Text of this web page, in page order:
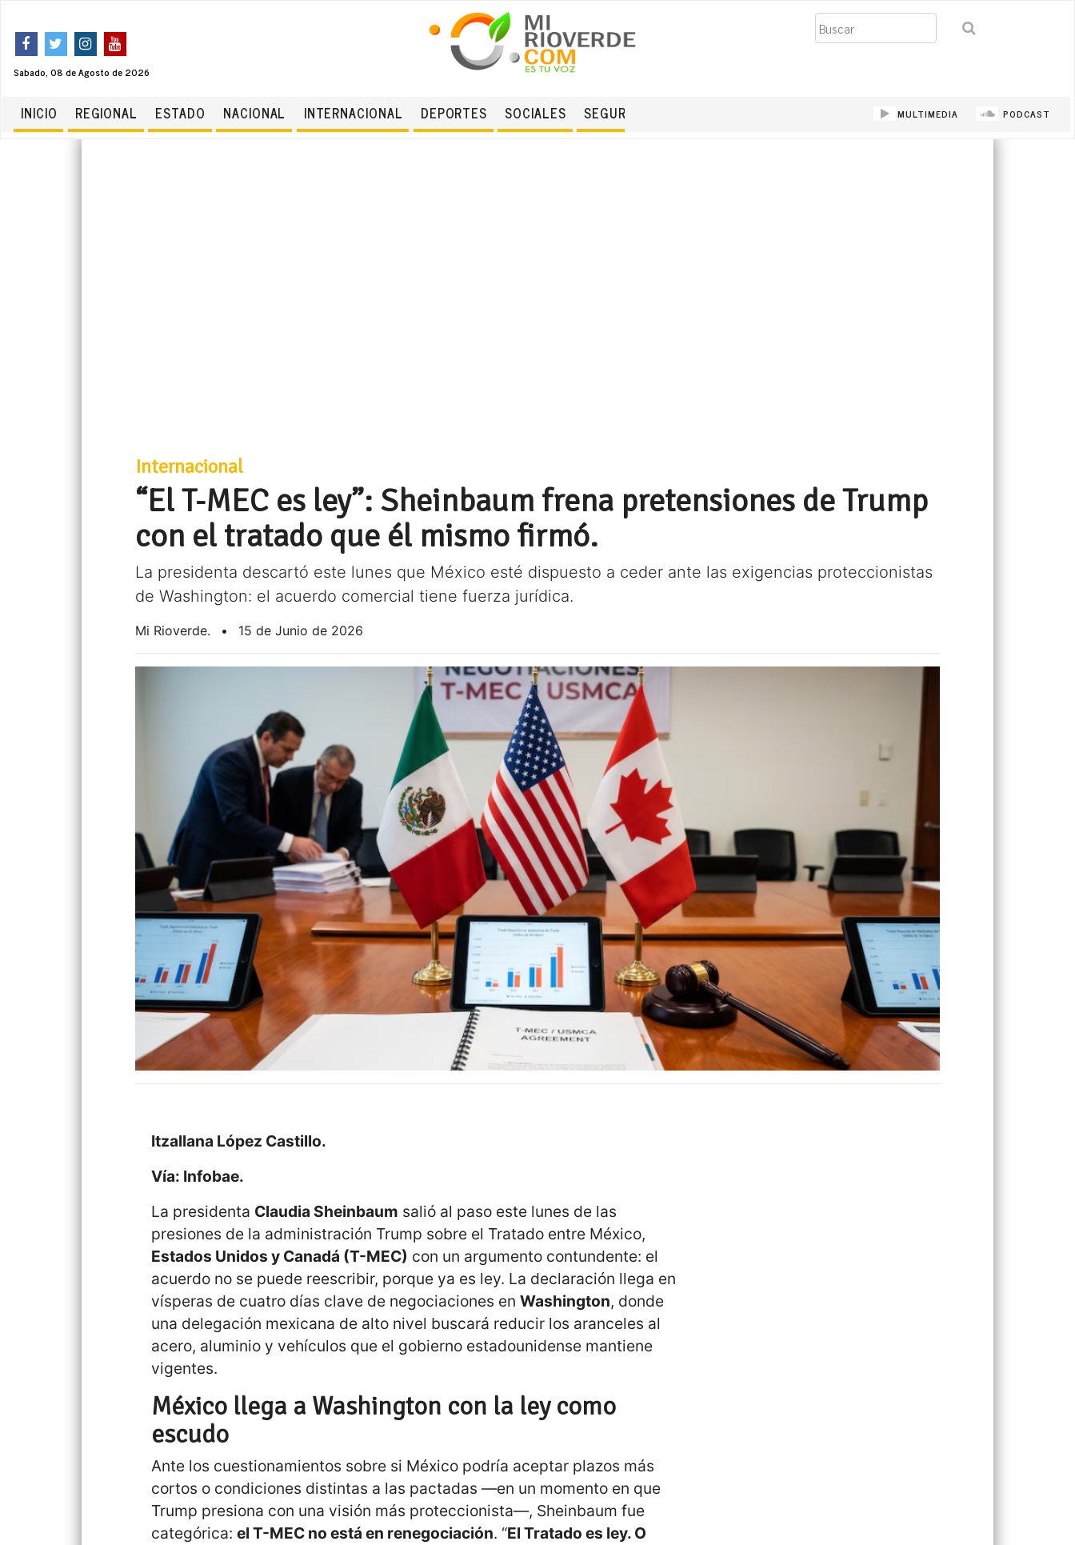
Sabado, 08 de Agosto de 2026
Buscar
INICIO REGIONAL ESTADO NACIONAL INTERNACIONAL DEPORTES SOCIALES SEGURIDAD MULTIMEDIA PODCAST
Internacional
“El T-MEC es ley”: Sheinbaum frena pretensiones de Trump
con el tratado que él mismo firmó.
La presidenta descartó este lunes que México esté dispuesto a ceder ante las exigencias proteccionistas
de Washington: el acuerdo comercial tiene fuerza jurídica.
Mi Rioverde. • 15 de Junio de 2026
Itzallana López Castillo.
Vía: Infobae.
La presidenta Claudia Sheinbaum salió al paso este lunes de las
presiones de la administración Trump sobre el Tratado entre México,
Estados Unidos y Canadá (T-MEC) con un argumento contundente: el
acuerdo no se puede reescribir, porque ya es ley. La declaración llega en
vísperas de cuatro días clave de negociaciones enWashington, donde
una delegación mexicana de alto nivel buscará reducir los aranceles al
acero, aluminio y vehículos que el gobierno estadounidense mantiene
vigentes.
México llega a Washington con la ley como
escudo
Ante los cuestionamientos sobre si México podría aceptar plazos más
cortos o condiciones distintas a las pactadas —en un momento en que
Trump presiona con una visión más proteccionista—, Sheinbaum fue
categórica:el T-MEC no está en renegociación. “El Tratado es ley. O